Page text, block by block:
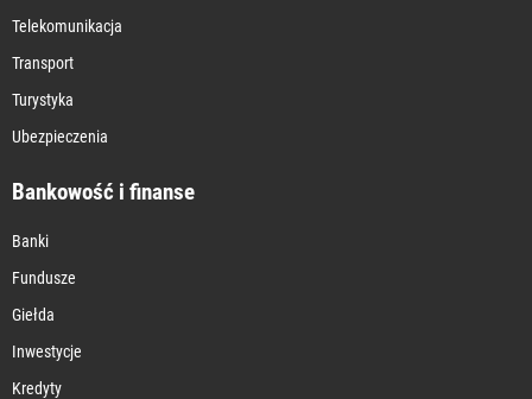
Telekomunikacja
Transport
Turystyka
Ubezpieczenia
Bankowość i finanse
Banki
Fundusze
Giełda
Inwestycje
Kredyty